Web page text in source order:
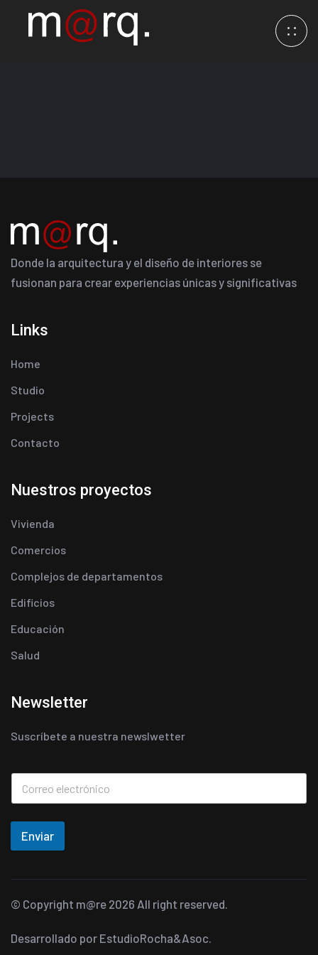
Donde la arquitectura y el diseño de interiores se
fusionan para crear experiencias únicas y significativas
Links
Home
Studio
Projects
Contacto
Nuestros proyectos
Vivienda
Comercios
Complejos de departamentos
Edificios
Educación
Salud
Newsletter
Suscríbete a nuestra newslwetter
Enviar
© Copyright m@re 2026 All right reserved.
Desarrollado por EstudioRocha&Asoc.